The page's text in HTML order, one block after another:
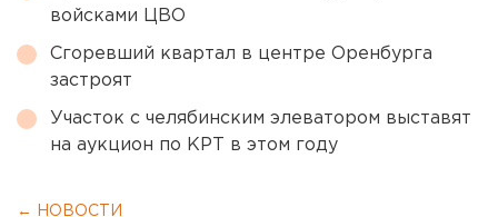
войсками ЦВО
Сгоревший квартал в центре Оренбурга
застроят
Участок с челябинским элеватором выставят
на аукцион по КРТ в этом году
← НОВОСТИ